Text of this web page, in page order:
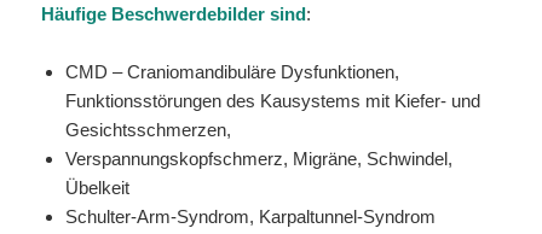
Häufige Beschwerdebilder sind:
CMD – Craniomandibuläre Dysfunktionen,
Funktionsstörungen des Kausystems mit Kiefer- und
Gesichtsschmerzen,
Verspannungskopfschmerz, Migräne, Schwindel,
Übelkeit
Schulter-Arm-Syndrom, Karpaltunnel-Syndrom